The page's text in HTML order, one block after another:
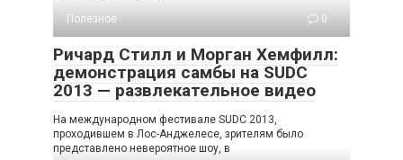
Полезное
0
Ричард Стилл и Морган Хемфилл:
демонстрация самбы на SUDC
2013 — развлекательное видео
На международном фестивале SUDC 2013,
проходившем в Лос-Анджелесе, зрителям было
представлено невероятное шоу, в